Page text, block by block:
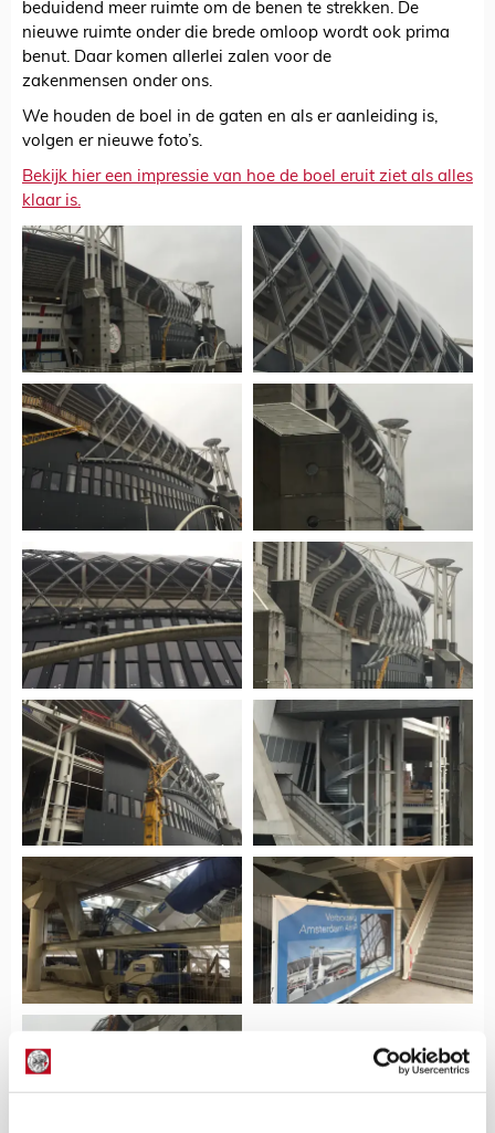
beduidend meer ruimte om de benen te strekken. De
nieuwe ruimte onder die brede omloop wordt ook prima
benut. Daar komen allerlei zalen voor de
zakenmensen onder ons.
We houden de boel in de gaten en als er aanleiding is,
volgen er nieuwe foto’s.
Bekijk hier een impressie van hoe de boel eruit ziet als alles
klaar is.